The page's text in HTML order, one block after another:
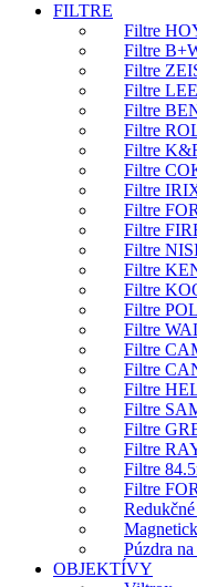
FILTRE
Filtre
Filtre
Filtre
Filtre
Filtre
Filtre
Filtre
Filtre
Filtre
Filtre
Filtre
Filtre
Filtre
Filtre
Filtre
Filtre
Filtre
Filtre
Filtre
Filtre
Filtre
Filtre
Filtre
Filtre
Púzdra
OBJEKTÍVY